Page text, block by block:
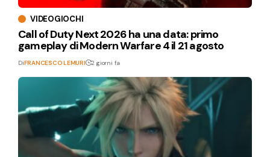
VIDEOGIOCHI
Call of Duty Next 2026 ha una data: primo
gameplay di Modern Warfare 4 il 21 agosto
DiFRANCESCO LEMURI 2 giorni fa